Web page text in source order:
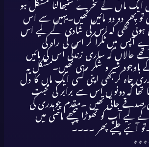
ایک ماں کے نخرے سنبھالنا مشکل ہو
پھر دو دو مائیں تھیں۔یہیں سے اس
تھی کہ اس کی شادی کے لیے اس
آپس میں ٹکرا کر اس کی راہ کی
حالاں کہ ساری زندگی اس کی مائیں
شیر و شکر رہی تھیں۔مشکل یہ
چاہ کر بھی اپنی کسی ایک ماں کا دل
تھا کہ دونوں اس سے برابر کی محبت
صدقے جاتی تھیں ۔مقدم چوہدری کی
کے لیے آپ کو تھوڑا پیچھے ماضی میں
آئیے چلیے پھر ۔۔۔۔